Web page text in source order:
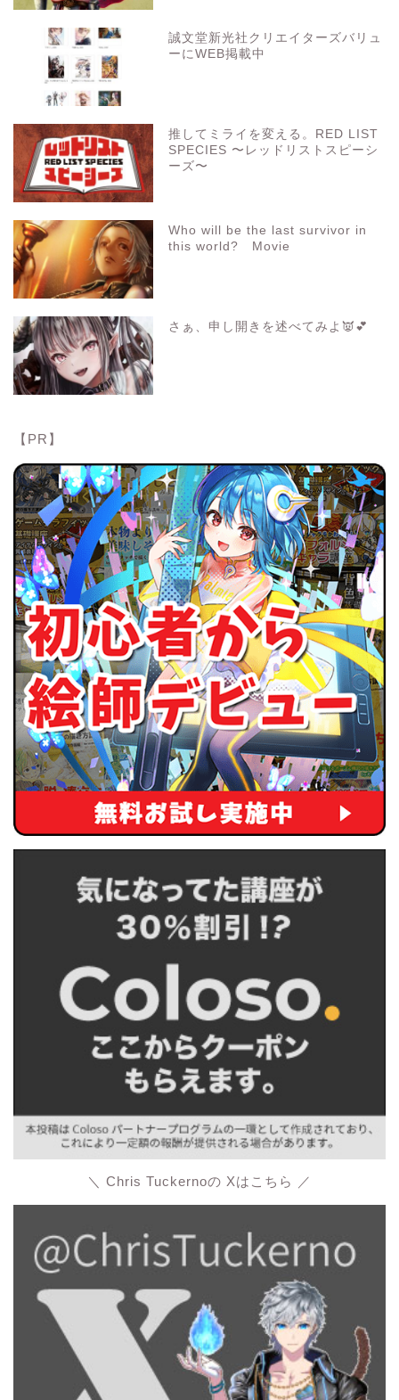
誠文堂新光社クリエイターズバリュ
ーにWEB掲載中
推してミライを変える。RED LIST
SPECIES 〜レッドリストスピーシ
ーズ〜
Who will be the last survivor in
this world? Movie
さぁ、申し開きを述べてみよ👿💕
【PR】
＼ Chris Tuckernoの Xはこちら ／